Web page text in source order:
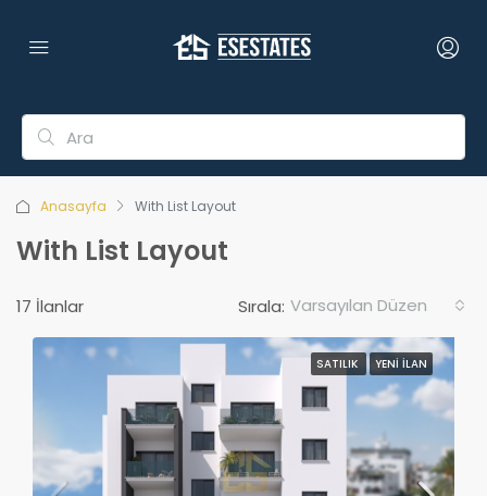
Anasayfa With List Layout
With List Layout
17 İlanlar Sırala: Varsayılan Düzen
SATILIK YENI İLAN